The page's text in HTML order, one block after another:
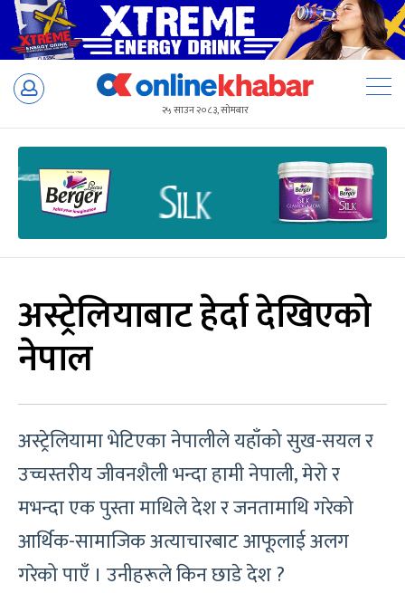
Skip
२५ साउन २०८३, सोमबार
अस्ट्रेलियाबाट हेर्दा देखिएको
नेपाल
अस्ट्रेलियामा भेटिएका नेपालीले यहाँको सुख-सयल र
उच्चस्तरीय जीवनशैली भन्दा हामी नेपाली, मेरो र
मभन्दा एक पुस्ता माथिले देश र जनतामाथि गरेको
आर्थिक-सामाजिक अत्याचारबाट आफूलाई अलग
गरेको पाएँ । उनीहरूले किन छाडे देश ?